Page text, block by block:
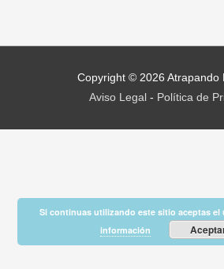
Copyright © 2026 Atrapando
Aviso Legal - Política de
Si continuas utilizando este sitio aceptas
información